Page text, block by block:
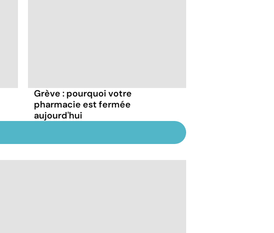
Grève : pourquoi votre
pharmacie est fermée
aujourd'hui